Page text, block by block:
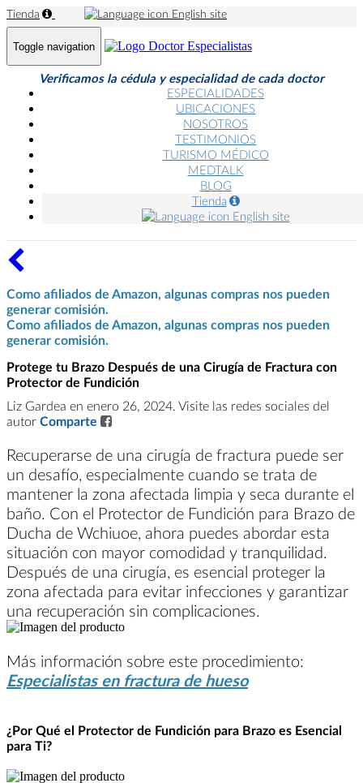
Tienda English site
Toggle navigation
Verificamos la cédula y especialidad de cada doctor
ESPECIALIDADES
UBICACIONES
NOSOTROS
TESTIMONIOS
TURISMO MÉDICO
MEDTALK
BLOG
Tienda
English site
Como afiliados de Amazon, algunas compras nos pueden
generar comisión.
Como afiliados de Amazon, algunas compras nos pueden
generar comisión.
Protege tu Brazo Después de una Cirugía de Fractura con
Protector de Fundición
Liz Gardea en enero 26, 2024. Visite las redes sociales del
autor Comparte
Recuperarse de una cirugía de fractura puede ser
un desafío, especialmente cuando se trata de
mantener la zona afectada limpia y seca durante el
baño. Con el Protector de Fundición para Brazo de
Ducha de Wchiuoe, ahora puedes abordar esta
situación con mayor comodidad y tranquilidad.
Después de una cirugía, es esencial proteger la
zona afectada para evitar infecciones y garantizar
una recuperación sin complicaciones.
Más información sobre este procedimiento:
Especialistas en fractura de hueso
¿Por Qué el Protector de Fundición para Brazo es Esencial
para Ti?